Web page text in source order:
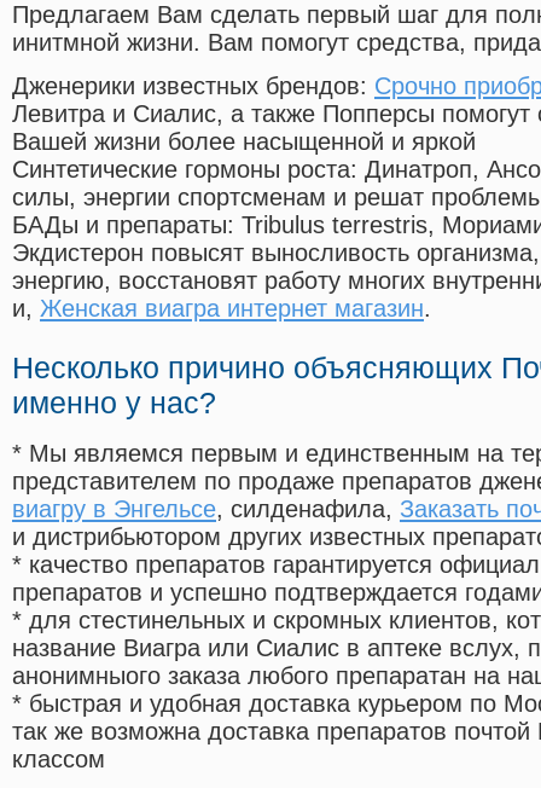
Предлагаем Вам сделать первый шаг для
инитмной жизни. Вам помогут средства,
Дженерики известных брендов: Срочно
Левитра и Сиалис, а также Попперсы помогут
Вашей жизни более насыщенной и яркой
Синтетические гормоны роста: Динатроп,
силы, энергии спортсменам и решат
БАДы и препараты: Tribulus terrestris,
Экдистерон повысят выносливость
энергию, восстановят работу многих
и, Женская виагра интернет магазин.
Несколько причино объясняющих
именно у нас?
* Мы являемся первым и единственным на
представителем по продаже препаратов
виагру в Энгельсе, силденафила, Заказать
и дистрибьютором других известных
* качество препаратов гарантируется
препаратов и успешно подтверждается
* для стестинельных и скромных клиентов,
название Виагра или Сиалис в аптеке вслух,
анонимныого заказа любого препаратан на
* быстрая и удобная доставка курьером по
так же возможна доставка препаратов
классом